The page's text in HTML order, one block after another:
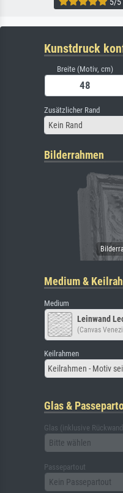
Kunstdruck
Breite (Motiv, cm)
Zusätzlicher Rand
Kein Rand
Bilderrahmen
Medium &
Medium
Leinwand
(Canvas
Keilrahmen
Keilrahmen - Motiv
Glas &
Glas (inklusive
Bitte wählen
Passepartout
Kein Passepartout